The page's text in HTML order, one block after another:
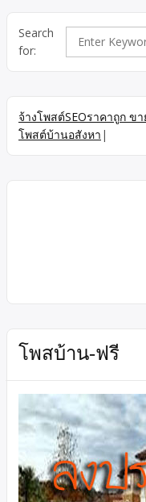
Search
for:
จ้างโพสต์SEOราคาถูก ข
โพสต์บ้านอสังหา |
โพสบ้าน-ฟรี